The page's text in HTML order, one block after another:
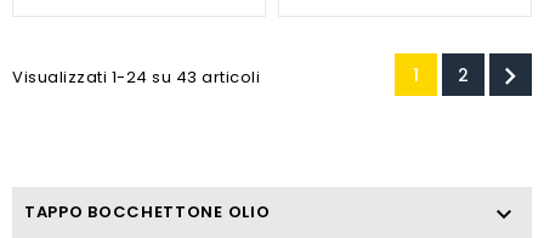
Visualizzati 1-24 su 43 articoli 1 2 
TAPPO BOCCHETTONE OLIO 